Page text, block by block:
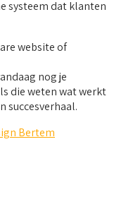
systeem dat klanten
website of
nog je
die weten wat werkt
succesverhaal.
Bertem